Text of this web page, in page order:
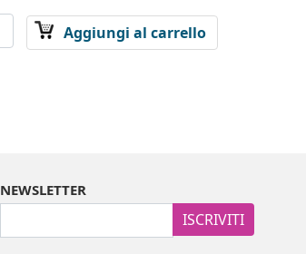
Aggiungi al carrello
NEWSLETTER
ISCRIVITI